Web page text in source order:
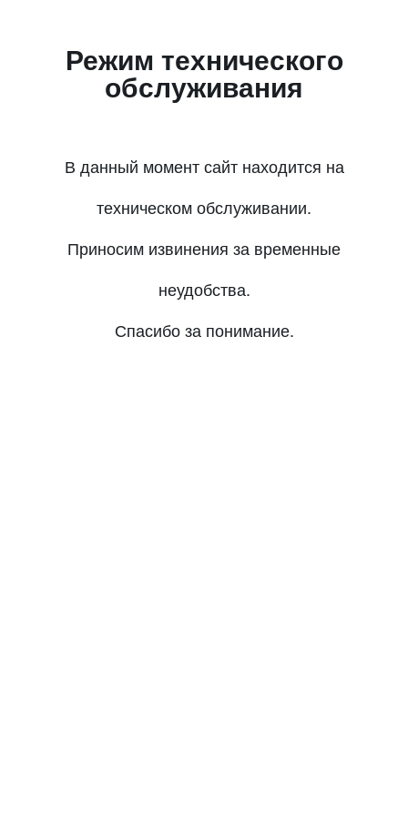
Режим технического
обслуживания
В данный момент сайт находится на
техническом обслуживании.
Приносим извинения за временные
неудобства.
Спасибо за понимание.